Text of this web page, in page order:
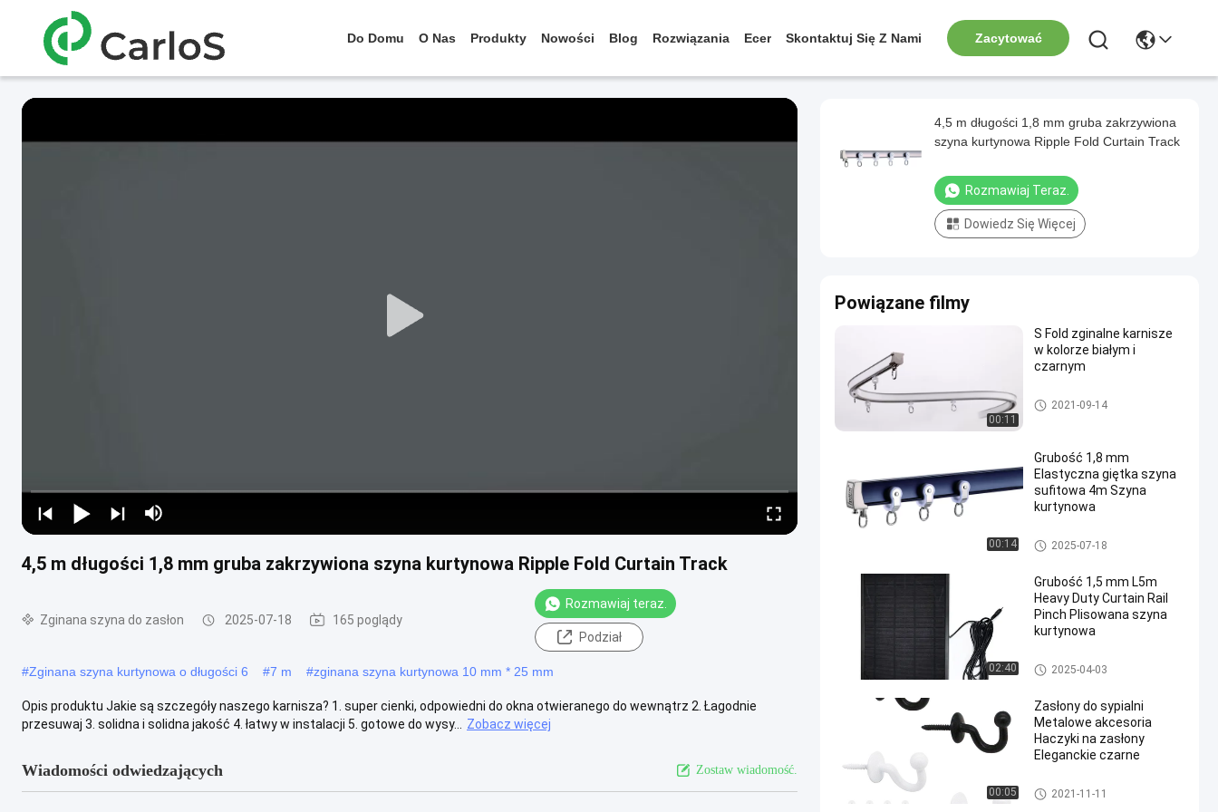
Do Domu O Nas Produkty Nowości Blog Rozwiązania Ecer Skontaktuj Się Z Nami Zacytować
4,5 m długości 1,8 mm gruba zakrzywiona szyna kurtynowa Ripple Fold Curtain Track
Zginana szyna do zasłon 2025-07-18 165 poglądy
Rozmawiaj teraz.
Podział
#Zginana szyna kurtynowa o długości 6 #7 m #zginana szyna kurtynowa 10 mm * 25 mm
Opis produktu Jakie są szczegóły naszego karnisza? 1. super cienki, odpowiedni do okna otwieranego do wewnątrz 2. Łagodnie
przesuwaj 3. solidna i solidna jakość 4. łatwy w instalacji 5. gotowe do wysy...
Zobacz więcej
Wiadomości odwiedzających Zostaw wiadomość.
4,5 m długości 1,8 mm gruba zakrzywiona
szyna kurtynowa Ripple Fold Curtain Track
Rozmawiaj Teraz.
Dowiedz Się Więcej
Powiązane filmy
00:11
S Fold zginalne karnisze
w kolorze białym i
czarnym
Zginana szyna do zasłon
2021-09-14
00:14
Grubość 1,8 mm
Elastyczna giętka szyna
sufitowa 4m Szyna
kurtynowa
Zginana szyna do zasłon
2025-07-18
02:40
Grubość 1,5 mm L5m
Heavy Duty Curtain Rail
Pinch Plisowana szyna
kurtynowa
Aluminiowa szyna do zasłon
2025-04-03
00:05
Zasłony do sypialni
Metalowe akcesoria
Haczyki na zasłony
Eleganckie czarne
Akcesoria do torów do zasłon
2021-11-11